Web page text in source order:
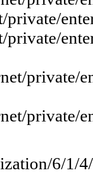
private/
private/
6/1/